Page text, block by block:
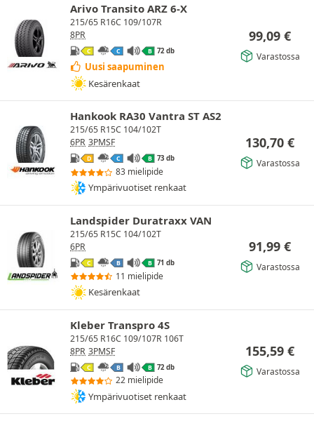
Arivo Transito ARZ 6-X
215/65 R16C 109/107R
8PR
C C B 72 db
Uusi saapuminen
Kesärenkaat
99,09 €
Varastossa
Hankook RA30 Vantra ST AS2
215/65 R15C 104/102T
6PR 3PMSF
D C B 73 db
83 mielipide
Ympärivuotiset renkaat
130,70 €
Varastossa
Landspider Duratraxx VAN
215/65 R15C 104/102T
6PR
C B B 71 db
11 mielipide
Kesärenkaat
91,99 €
Varastossa
Kleber Transpro 4S
215/65 R16C 109/107R 106T
8PR 3PMSF
C B B 72 db
22 mielipide
Ympärivuotiset renkaat
155,59 €
Varastossa